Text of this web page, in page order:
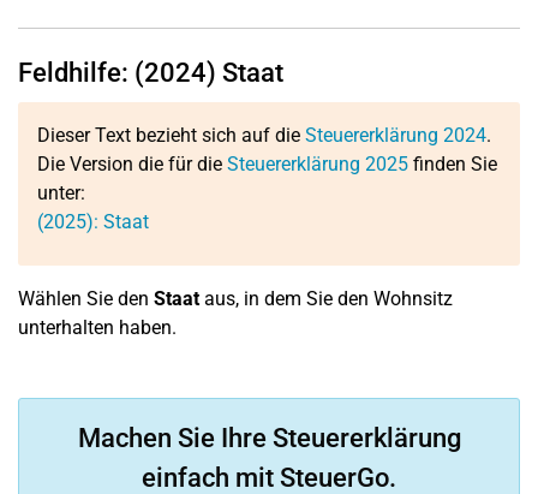
Feldhilfe: (2024) Staat
Dieser Text bezieht sich auf die Steuererklärung 2024.
Die Version die für die Steuererklärung 2025 finden Sie
unter:
(2025): Staat
Wählen Sie den Staataus, in dem Sie den Wohnsitz
unterhalten haben.
Machen Sie Ihre Steuererklärung
einfach mit SteuerGo.